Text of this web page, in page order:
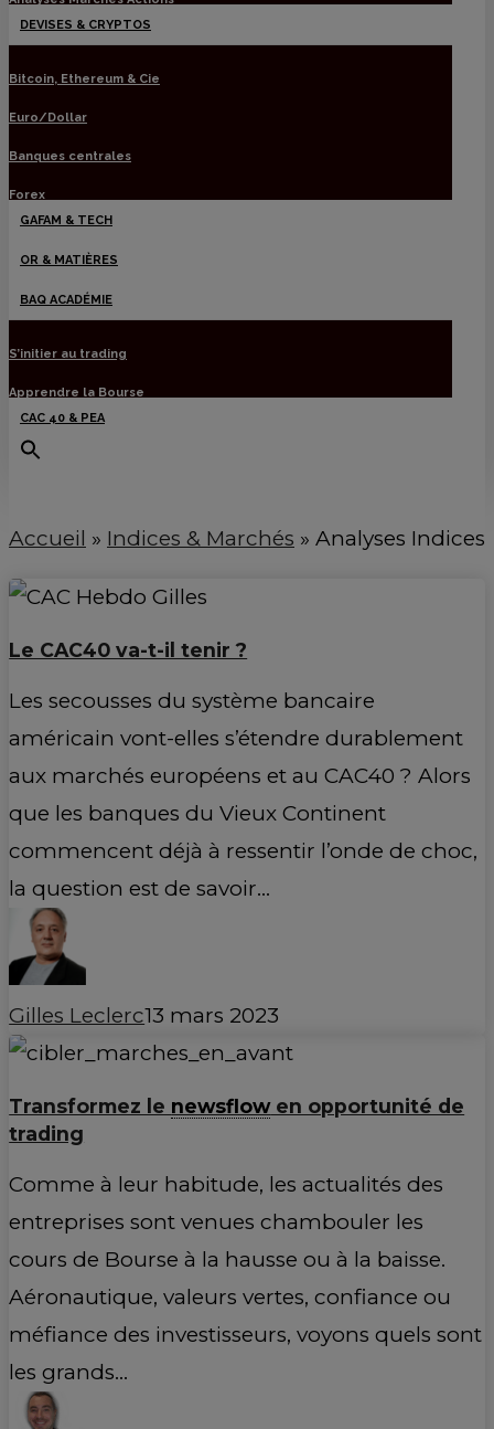
DEVISES & CRYPTOS
Bitcoin, Ethereum & Cie
Euro/Dollar
Banques centrales
Forex
GAFAM & TECH
OR & MATIÈRES
BAQ ACADÉMIE
S’initier au trading
Apprendre la Bourse
CAC 40 & PEA
Accueil » Indices & Marchés » Analyses Indices
Le CAC40 va-t-il tenir ?
Les secousses du système bancaire
américain vont-elles s’étendre durablement
aux marchés européens et au CAC40 ? Alors
que les banques du Vieux Continent
commencent déjà à ressentir l’onde de choc,
la question est de savoir…
Gilles Leclerc13 mars 2023
Transformez le newsflowen opportunité de
trading
Comme à leur habitude, les actualités des
entreprises sont venues chambouler les
cours de Bourse à la hausse ou à la baisse.
Aéronautique, valeurs vertes, confiance ou
méfiance des investisseurs, voyons quels sont
les grands…